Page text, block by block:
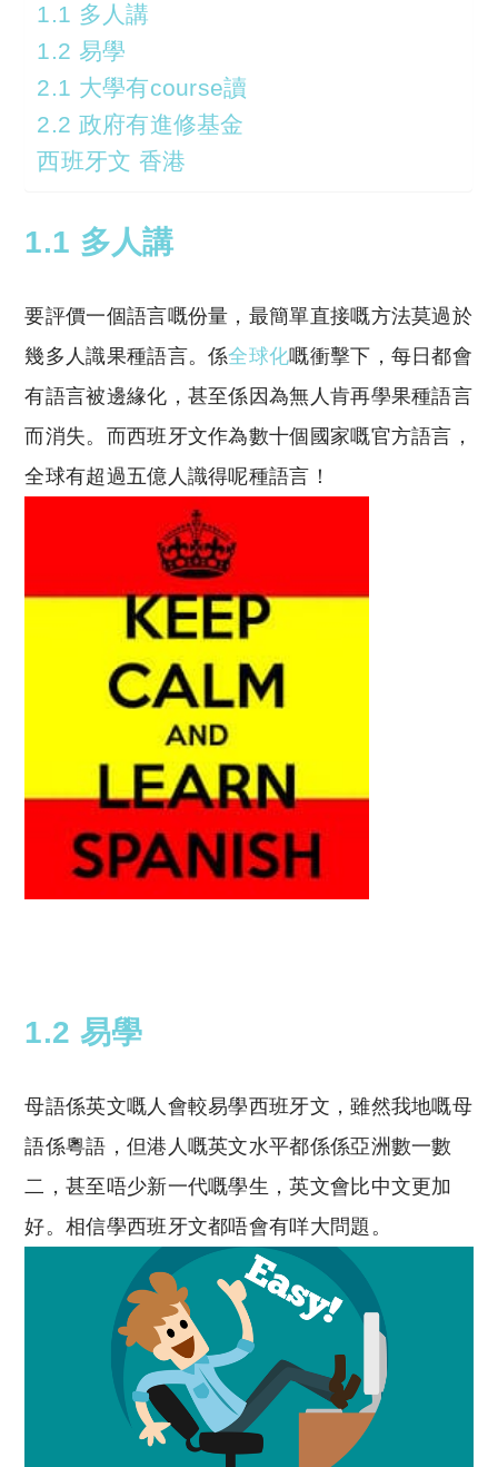
1.1 多人講
1.2 易學
2.1 大學有course讀
2.2 政府有進修基金
西班牙文 香港
1.1 多人講
要評價一個語言嘅份量，最簡單直接嘅方法莫過於
幾多人識果種語言。係全球化嘅衝擊下，每日都會
有語言被邊緣化，甚至係因為無人肯再學果種語言
而消失。而西班牙文作為數十個國家嘅官方語言，
全球有超過五億人識得呢種語言！
1.2 易學
母語係英文嘅人會較易學西班牙文，雖然我地嘅母
語係粵語，但港人嘅英文水平都係係亞洲數一數
二，甚至唔少新一代嘅學生，英文會比中文更加
好。相信學西班牙文都唔會有咩大問題。